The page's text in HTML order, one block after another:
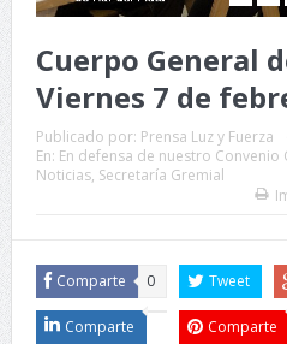
Cuerpo General
Viernes 7 de
Publicado por: Prensa Luz y Fuerza
En: En defensa de nuestro
Noticias, Secretaría Gremial
Comparte 0 Tweet
Comparte Comparte